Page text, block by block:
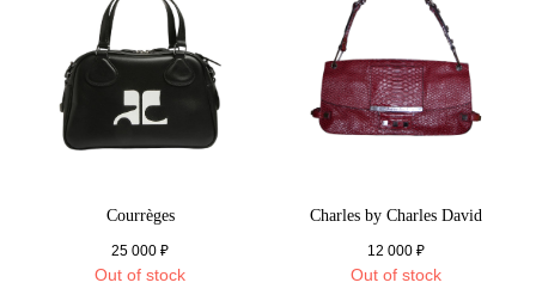
Courrèges
25 000 ₽
Out of stock
Charles by Charles David
12 000 ₽
Out of stock